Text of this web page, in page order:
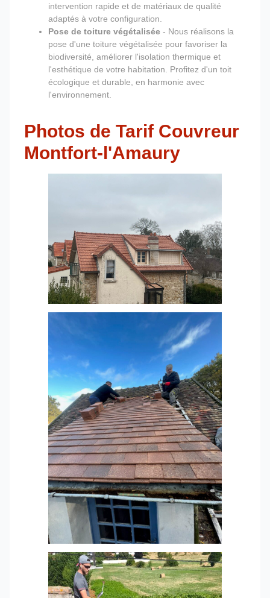
intervention rapide et de matériaux de qualité
adaptés à votre configuration.
Pose de toiture végétalisée - Nous réalisons la
pose d'une toiture végétalisée pour favoriser la
biodiversité, améliorer l'isolation thermique et
l'esthétique de votre habitation. Profitez d'un toit
écologique et durable, en harmonie avec
l'environnement.
Photos de Tarif Couvreur
Montfort-l'Amaury